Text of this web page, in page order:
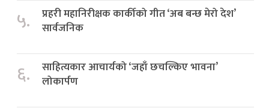
५.
प्रहरी महानिरीक्षक कार्कीको गीत ‘अब बन्छ मेरो देश’
सार्वजनिक
६.
साहित्यकार आचार्यको ‘जहाँ छचल्किए भावना’
लोकार्पण